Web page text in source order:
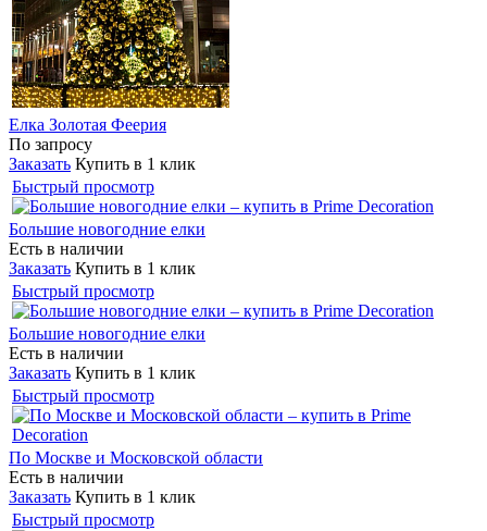
Елка Золотая Феерия
По запросу
Заказать Купить в 1 клик
Быстрый просмотр
Большие новогодние елки
Есть в наличии
Заказать Купить в 1 клик
Быстрый просмотр
Большие новогодние елки
Есть в наличии
Заказать Купить в 1 клик
Быстрый просмотр
По Москве и Московской области
Есть в наличии
Заказать Купить в 1 клик
Быстрый просмотр